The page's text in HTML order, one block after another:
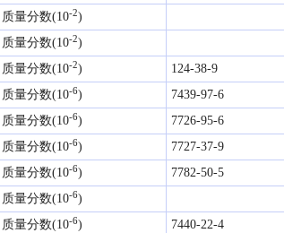
质量分数(10-2)
质量分数(10-2)
质量分数(10-2)
124-38-9
质量分数(10-6)
7439-97-6
质量分数(10-6)
7726-95-6
质量分数(10-6)
7727-37-9
质量分数(10-6)
7782-50-5
质量分数(10-6)
质量分数(10-6)
7440-22-4